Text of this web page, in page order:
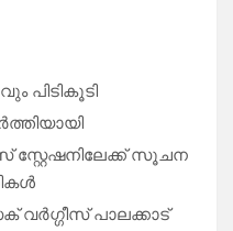
പിടികൂടി
സ്റ്റേഷനിലേക്ക് സൂചന
പാലക്കാട്